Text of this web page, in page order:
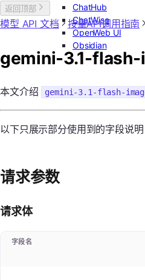
ChatHub
ChatWise
OpenWeb UI
Obsidian
返回顶部
模型 API 文档 按量API调用指南
gemini-3.1-flash-
本文介绍 gemini-3.1-flash-
以下只展示部分使用到的字段说
请求参数
请求体
字段名